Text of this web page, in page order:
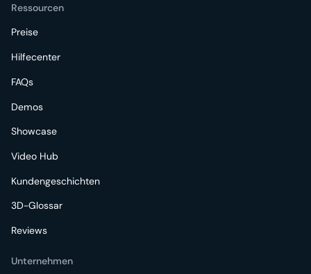
Ressourcen
Preise
Hilfecenter
FAQs
Demos
Showcase
Video Hub
Kundengeschichten
3D-Glossar
Reviews
Unternehmen